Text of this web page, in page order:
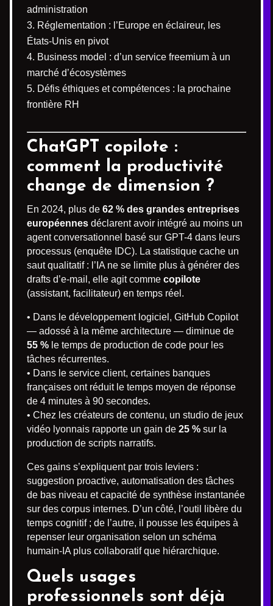
administration
Réglementation : l’Europe en éclaireur, les
États-Unis en pivot
Business model : d’un service freemium à un
marché d’écosystèmes
Défis éthiques et compétences : la prochaine
frontière RH
ChatGPT copilote :
comment la productivité
change de dimension ?
En 2024, plus de 62 % des grandes entreprises
européennes déclarent avoir intégré au moins un
agent conversationnel basé sur GPT-4 dans leurs
processus (enquête IDC). La statistique cache un
saut qualitatif : l’IA ne se limite plus à générer des
drafts d’e-mail, elle agit comme copilote
(assistant, facilitateur) en temps réel.
• Dans le développement logiciel, GitHub Copilot
— adossé à la même architecture — diminue de
55 % le temps de production de code pour les
tâches récurrentes.
• Dans le service client, certaines banques
françaises ont réduit le temps moyen de réponse
de 4 minutes à 90 secondes.
• Chez les créateurs de contenu, un studio de jeux
vidéo lyonnais rapporte un gain de 25 % sur la
production de scripts narratifs.
Ces gains s’expliquent par trois leviers :
suggestion proactive, automatisation des tâches
de bas niveau et capacité de synthèse instantanée
sur des corpus internes. D’un côté, l’outil libère du
temps cognitif ; de l’autre, il pousse les équipes à
repenser leur organisation selon un schéma
humain-IA plus collaboratif que hiérarchique.
Quels usages
professionnels sont déjà